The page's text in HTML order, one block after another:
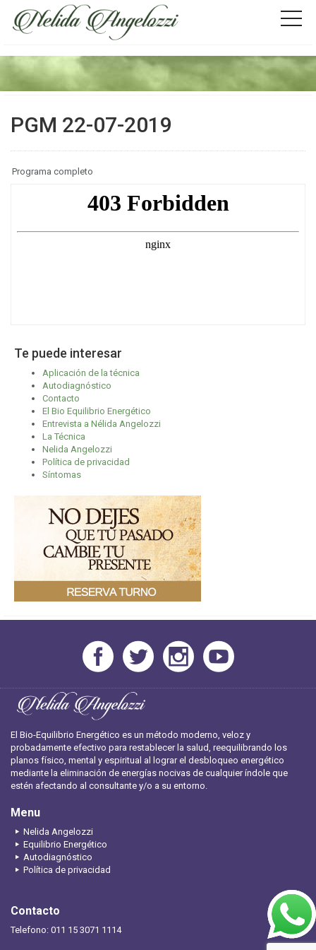
PGM 22-07-2019
Programa completo
Te puede interesar
Aplicación de la técnica
Autodiagnóstico
Contacto
El Bio Equilibrio Energético
Entrevista a Nélida Angelozzi
La Técnica
Nelida Angelozzi
Política de privacidad
Síntomas
El Bio-Equilibrio Energético es un método moderno, veloz y
probadamente efectivo para restablecer la salud, reequilibrando los
planos físico, mental y espiritual al lograr el desbloqueo energético
mediante la eliminación de energías nocivas de cualquier índole que
estén afectando al consultante y/o a su entorno.
Menu
Nelida Angelozzi
Equilibrio Energético
Autodiagnóstico
Política de privacidad
Contacto
Telefono: 011 15 3071 1114